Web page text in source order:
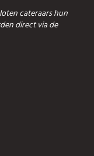
cateraars hun
direct via de